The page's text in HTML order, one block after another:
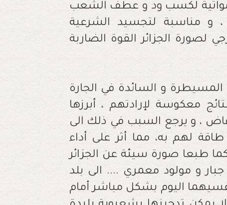
لكسب ود و عطف الشعب
، و مناسبة لتجسيد الشرعية
لصورة الجزائر القوة الضاربة
المسيطرة و السائدة في الجارة
معكوسة لإرادتهم ، أبرزها
، و يرجع السبب في ذلك الى
طاقة لهم به، مما أثر على أداء
طبعا صورة سيئة عن الجزائر
و مولود معمري .... الى بلد
اليوم بشكل مباشر أمام